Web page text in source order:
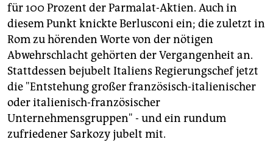
für 100 Prozent der Parmalat-Aktien. Auch in
diesem Punkt knickte Berlusconi ein; die zuletzt in
Rom zu hörenden Worte von der nötigen
Abwehrschlacht gehörten der Vergangenheit an.
Stattdessen bejubelt Italiens Regierungschef jetzt
die "Entstehung großer französisch-italienischer
oder italienisch-französischer
Unternehmensgruppen" - und ein rundum
zufriedener Sarkozy jubelt mit.